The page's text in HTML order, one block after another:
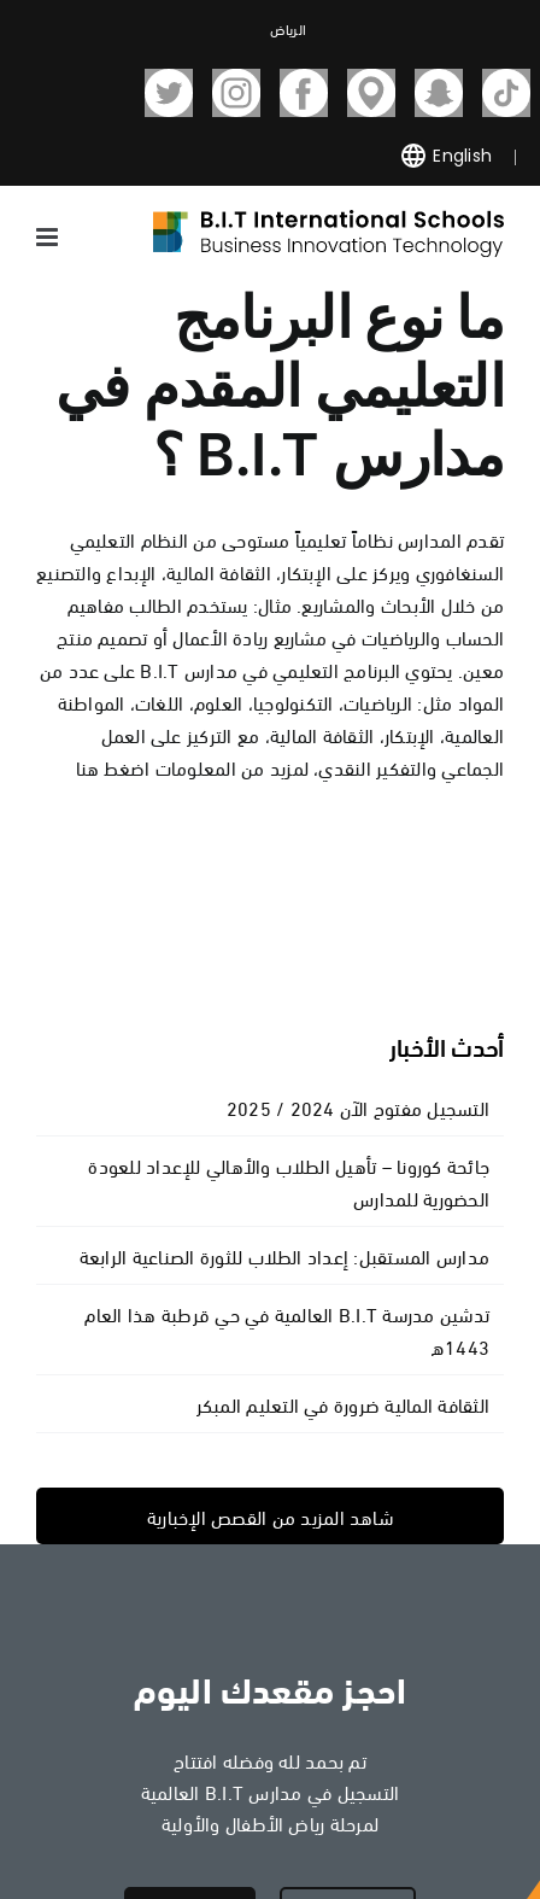
content
الرياض
English
ما نوع البرنامج
التعليمي المقدم في
مدارس B.I.T ؟
تقدم المدارس نظاماً تعليمياً مستوحى من النظام التعليمي
السنغافوري ويركز على الإبتكار، الثقافة المالية، الإبداع والتصنيع
من خلال الأبحاث والمشاريع. مثال: يستخدم الطالب مفاهيم
الحساب والرياضيات في مشاريع ريادة الأعمال أو تصميم منتج
معين. يحتوي البرنامج التعليمي في مدارس B.I.T على عدد من
المواد مثل: الرياضيات، التكنولوجيا، العلوم، اللغات، المواطنة
العالمية، الإبتكار، الثقافة المالية، مع التركيز على العمل
الجماعي والتفكير النقدي، لمزيد من المعلومات اضغط هنا
أحدث الأخبار
التسجيل مفتوح الآن 2024 / 2025
جائحة كورونا – تأهيل الطلاب والأهالي للإعداد للعودة
الحضورية للمدارس
مدارس المستقبل: إعداد الطلاب للثورة الصناعية الرابعة
تدشين مدرسة B.I.T العالمية في حي قرطبة هذا العام
1443ه
الثقافة المالية ضرورة في التعليم المبكر
شاهد المزيد من القصص الإخبارية
احجز مقعدك اليوم
تم بحمد لله وفضله افتتاح
التسجيل في مدارس B.I.T العالمية
لمرحلة رياض الأطفال والأولية